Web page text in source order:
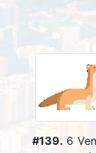
#139. 6